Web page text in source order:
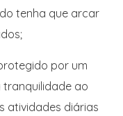
tenha que arcar
por um
ao
atividades diárias